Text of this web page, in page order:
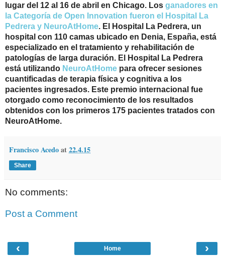
lugar del 12 al 16 de abril en Chicago. Los ganadores en
la Categoría de Open Innovation fueron el Hospital La
Pedrera y NeuroAtHome. El Hospital La Pedrera, un
hospital con 110 camas ubicado en Denia, España, está
especializado en el tratamiento y rehabilitación de
patologías de larga duración. El Hospital La Pedrera
está utilizando NeuroAtHome para ofrecer sesiones
cuantificadas de terapia física y cognitiva a los
pacientes ingresados. Este premio internacional fue
otorgado como reconocimiento de los resultados
obtenidos con los primeros 175 pacientes tratados con
NeuroAtHome.
Francisco Acedoat22.4.15
Share
No comments:
Post a Comment
‹ ›
Home